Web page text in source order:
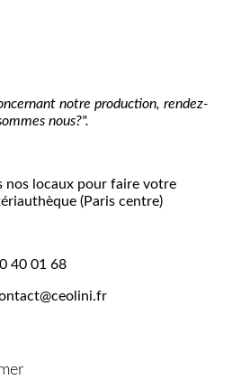
notre production, rendez-
nous?".
nos locaux pour faire votre
(Paris centre)
40 01 68